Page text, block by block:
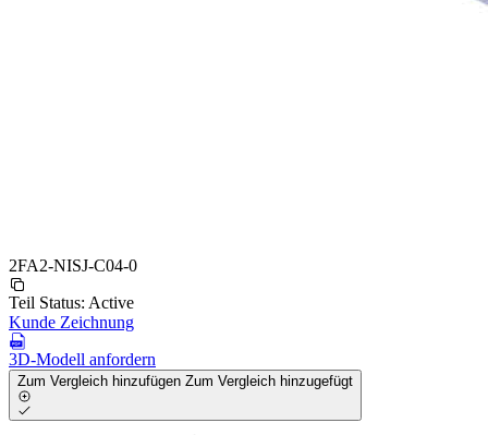
2FA2-NISJ-C04-0
Teil Status: Active
Kunde Zeichnung
3D-Modell anfordern
Zum Vergleich hinzufügen Zum Vergleich hinzugefügt